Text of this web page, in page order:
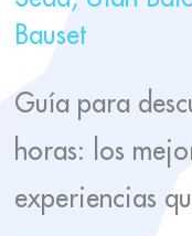
Bauset
Guía para
horas: los
experiencias